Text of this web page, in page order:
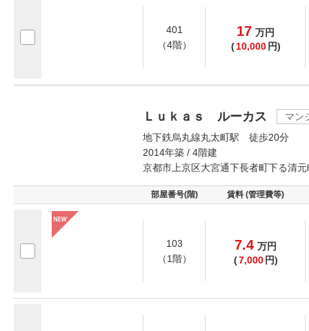
401
（4階）
17 万円
( 10,000 円)
Ｌｕｋａｓ ルーカス
マン
地下鉄烏丸線丸太町駅 徒歩20分
2014年築 / 4階建
京都市上京区大宮通下長者町下る清元
部屋番号(階) 賃料 (管理費等)
103
（1階）
7.4 万円
(7,000 円)